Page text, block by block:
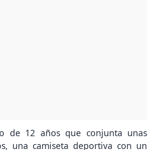
de 12 años que conjunta unas
una camiseta deportiva con un